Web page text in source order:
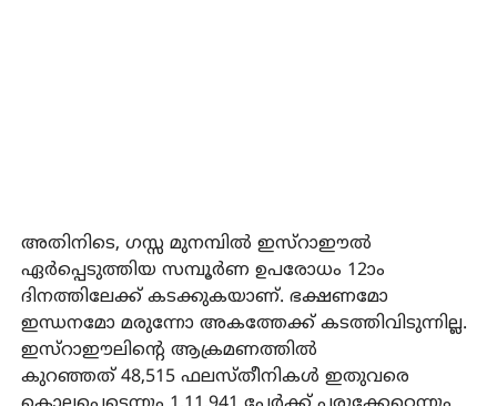
അതിനിടെ, ഗസ്സ മുനമ്പില്‍ ഇസ്‌റാഈല്‍
ഏര്‍പ്പെടുത്തിയ സമ്പൂര്‍ണ ഉപരോധം 12ാം
ദിനത്തിലേക്ക് കടക്കുകയാണ്. ഭക്ഷണമോ
ഇന്ധനമോ മരുന്നോ അകത്തേക്ക് കടത്തിവിടുന്നില്ല.
ഇസ്‌റാഈലിന്റെ ആക്രമണത്തില്‍
കുറഞ്ഞത് 48,515 ഫലസ്തീനികള്‍ ഇതുവരെ